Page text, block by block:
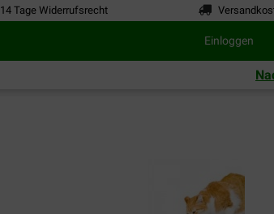
14 Tage Widerrufsrecht
Einloggen